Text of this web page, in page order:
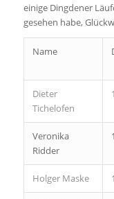
einige Dingdener
gesehen habe,
Name
Dieter
Tichelofen
Veronika
Ridder
Holger Maske